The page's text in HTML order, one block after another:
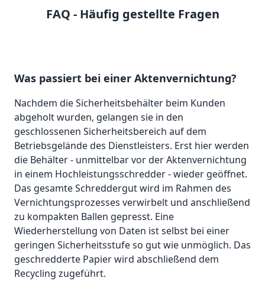
FAQ - Häufig gestellte Fragen
Was passiert bei einer Aktenvernichtung?
Nachdem die Sicherheitsbehälter beim Kunden
abgeholt wurden, gelangen sie in den
geschlossenen Sicherheitsbereich auf dem
Betriebsgelände des Dienstleisters. Erst hier werden
die Behälter - unmittelbar vor der Aktenvernichtung
in einem Hochleistungsschredder - wieder geöffnet.
Das gesamte Schreddergut wird im Rahmen des
Vernichtungsprozesses verwirbelt und anschließend
zu kompakten Ballen gepresst. Eine
Wiederherstellung von Daten ist selbst bei einer
geringen Sicherheitsstufe so gut wie unmöglich. Das
geschredderte Papier wird abschließend dem
Recycling zugeführt.